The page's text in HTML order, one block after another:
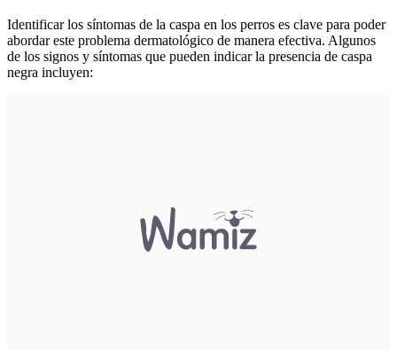
Identificar los síntomas de la caspa en los perros es clave para poder
abordar este problema dermatológico de manera efectiva. Algunos
de los signos y síntomas que pueden indicar la presencia de caspa
negra incluyen: